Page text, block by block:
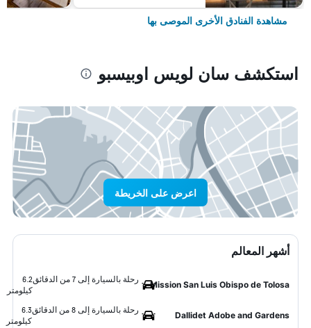
مشاهدة الفنادق الأخرى الموصى بها
استكشف سان لويس اوبيسبو
اعرض على الخريطة
أشهر المعالم
Mission San Luis Obispo de Tolosa
رحلة بالسيارة إلى 7 من الدقائق
6.2
كيلومتر
Dallidet Adobe and Gardens
رحلة بالسيارة إلى 8 من الدقائق
6.3
كيلومتر